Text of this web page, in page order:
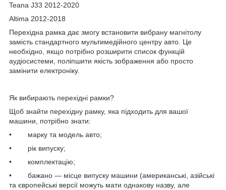
Teana J33 2012-2020
Altima 2012-2018
Перехідна рамка дає змогу встановити вибрану магнітолу
замість стандартного мультимедійного центру авто. Це
необхідно, якщо потрібно розширити список функцій
аудіосистеми, поліпшити якість зображення або просто
замінити електроніку.
Як вибирають перехідні рамки?
Щоб знайти перехідну рамку, яка підходить для вашої
машини, потрібно знати:
• марку та модель авто;
• рік випуску;
• комплектацію;
• бажано — місце випуску машини (американські, азійські
та європейські версії можуть мати однакову назву, але